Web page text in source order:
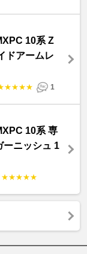
10系 Z
ドアームレ
★★★★ 1
10系 専
ーニッシュ 1
★★★★★